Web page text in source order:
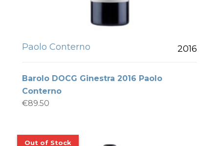
Paolo Conterno 2016
Barolo DOCG Ginestra 2016 Paolo
Conterno
€89.50